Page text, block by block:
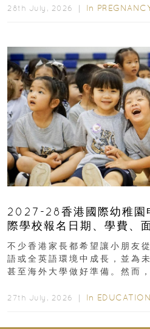
28th July, 2026 ｜ In
2027-28香港國際幼稚園
際學校報名日期、學費、
不少香港家長都希望讓小朋友
語或全英語環境中成長，並為
甚至海外大學做好準備。然而
27th July, 2026 ｜ In EDUCATION